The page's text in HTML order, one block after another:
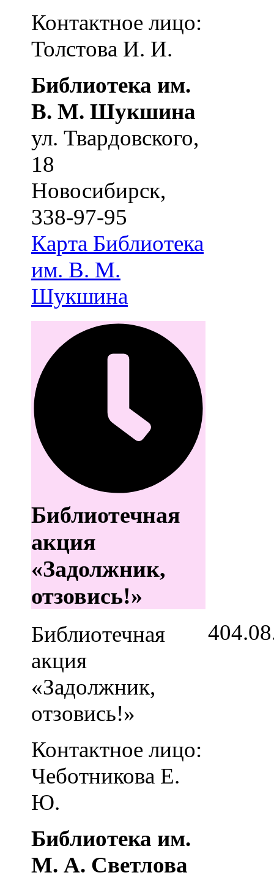
Контактное лицо:
Толстова И. И.
Библиотека им.
В. М. Шукшина
ул. Твардовского,
18
Новосибирск,
338-97-95
Карта Библиотека
им. В. М.
Шукшина
Библиотечная
акция
«Задолжник,
отзовись!»
Библиотечная
акция
«Задолжник,
отзовись!»
Контактное лицо:
Чеботникова Е.
Ю.
Библиотека им.
М. А. Светлова
4